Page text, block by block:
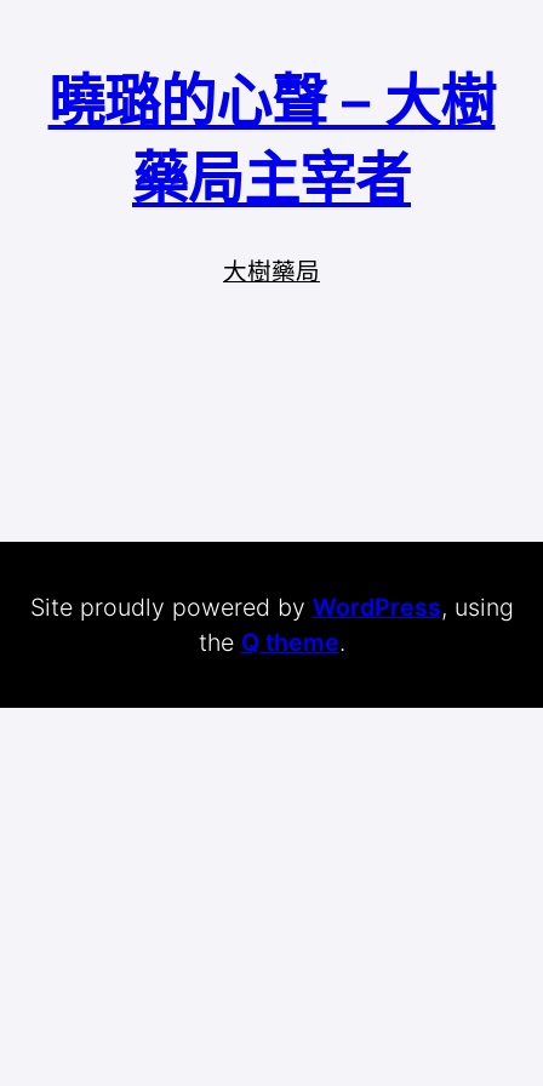
曉璐的心聲 – 大樹
藥局主宰者
大樹藥局
Site proudly powered by WordPress, using
the Q theme.